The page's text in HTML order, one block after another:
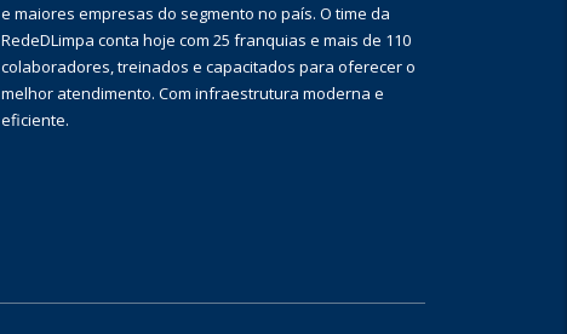
e maiores empresas do segmento no país. O time da
RedeDLimpa conta hoje com 25 franquias e mais de 110
colaboradores, treinados e capacitados para oferecer o
melhor atendimento. Com infraestrutura moderna e
eficiente.